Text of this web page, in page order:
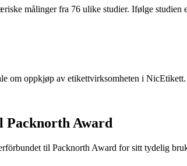
målinger fra 76 ulike studier. Ifølge
om oppkjøp av etikettvirksomheten i
Award
til Packnorth Award for sitt tydelig